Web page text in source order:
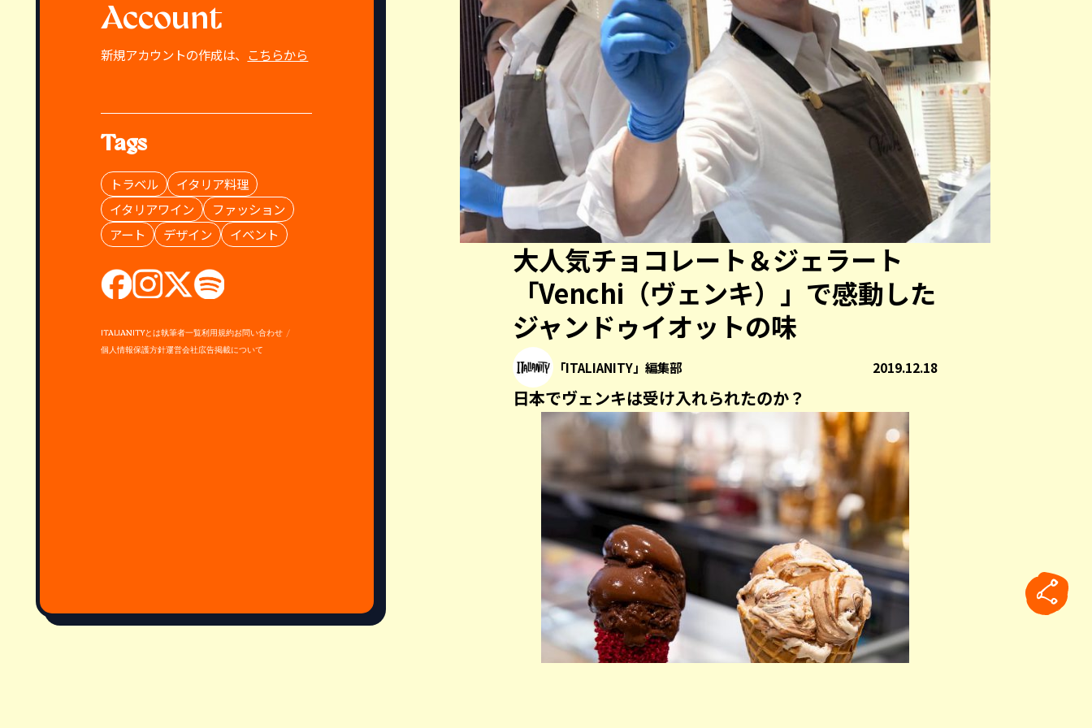
Account
新規アカウントの作成は、 こちらから
Tags
トラベル
イタリア料理
イタリアワイン
ファッション
アート
デザイン イベント
ITALIANITYとは執筆者一覧利用規約お問い合わせ
個人情報保護方針運営会社広告掲載について
大人気チョコレート＆ジェラート
「Venchi（ヴェンキ）」で感動した
ジャンドゥイオットの味
「ITALIANITY」編集部 2019.12.18
日本でヴェンキは受け入れられたのか？